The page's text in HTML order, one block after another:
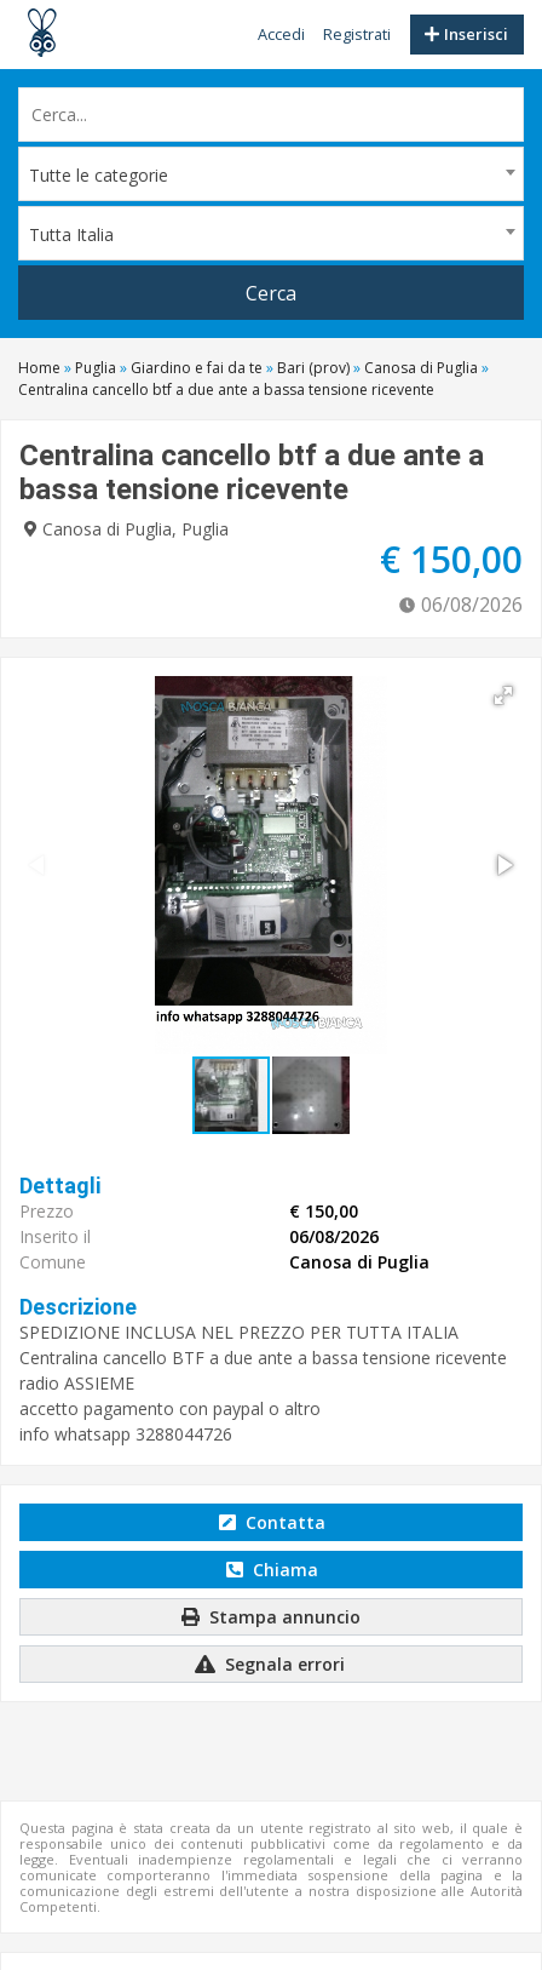
Inserisci
Accedi Registrati
Tutte le categorie
Tutta Italia
Cerca
Home » Puglia » Giardino e fai da te » Bari (prov)» Canosa di Puglia »
Centralina cancello btf a due ante a bassa tensione ricevente
Centralina cancello btf a due ante a
bassa tensione ricevente
Canosa di Puglia, Puglia
€ 150,00
06/08/2026
Dettagli
Prezzo
€ 150,00
Inserito il
06/08/2026
Comune
Canosa di Puglia
Descrizione
SPEDIZIONE INCLUSA NEL PREZZO PER TUTTA ITALIA
Centralina cancello BTF a due ante a bassa tensione ricevente
radio ASSIEME
accetto pagamento con paypal o altro
info whatsapp 3288044726
Contatta
Chiama
Stampa annuncio
Segnala errori
Questa pagina è stata creata da un utente registrato al sito web, il quale è
responsabile unico dei contenuti pubblicativi come da regolamento e da
legge. Eventuali inadempienze regolamentali e legali che ci verranno
comunicate comporteranno l'immediata sospensione della pagina e la
comunicazione degli estremi dell'utente a nostra disposizione alle Autorità
Competenti.